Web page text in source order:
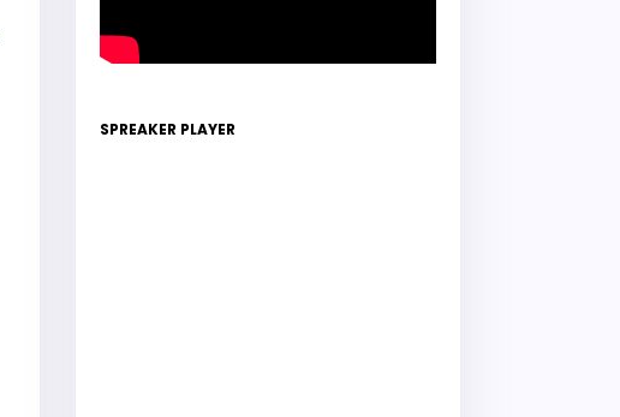
SPREAKER PLAYER